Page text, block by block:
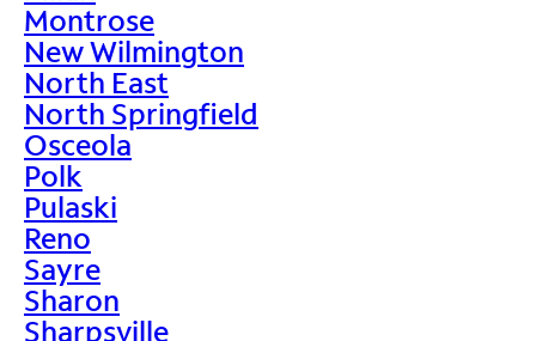
Montrose
New Wilmington
North East
North Springfield
Osceola
Polk
Pulaski
Reno
Sayre
Sharon
Sharpsville